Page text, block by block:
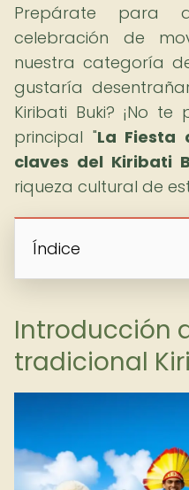
Prepárate para
celebración de
nuestra categoría
gustaría
Kiribati Buki? ¡No
principal "La Fiesta
claves del Kiribati
riqueza cultural de
Índice
Introducción
tradicional